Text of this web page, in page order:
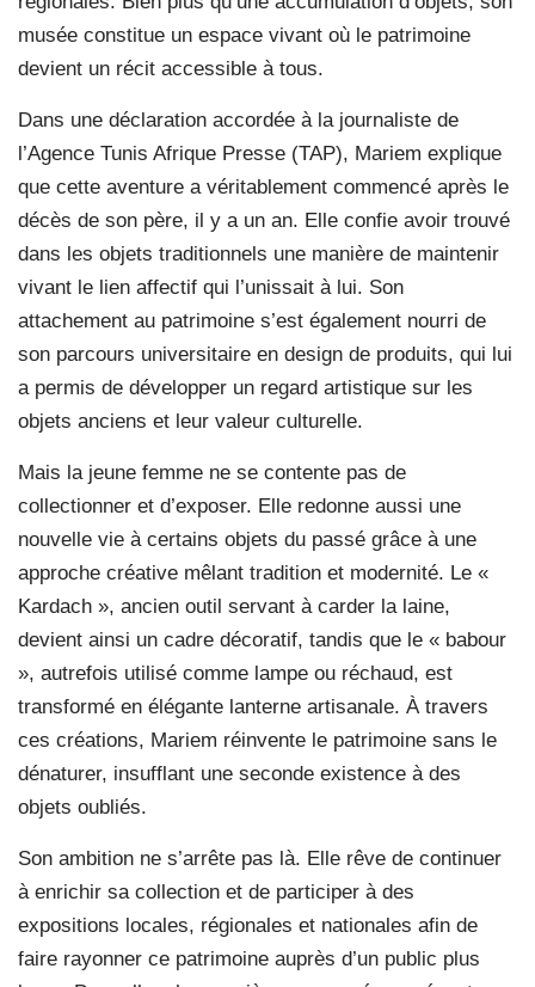
musée constitue un espace vivant où le patrimoine
devient un récit accessible à tous.
Dans une déclaration accordée à la journaliste de
l’Agence Tunis Afrique Presse (TAP), Mariem explique
que cette aventure a véritablement commencé après le
décès de son père, il y a un an. Elle confie avoir trouvé
dans les objets traditionnels une manière de maintenir
vivant le lien affectif qui l’unissait à lui. Son
attachement au patrimoine s’est également nourri de
son parcours universitaire en design de produits, qui lui
a permis de développer un regard artistique sur les
objets anciens et leur valeur culturelle.
Mais la jeune femme ne se contente pas de
collectionner et d’exposer. Elle redonne aussi une
nouvelle vie à certains objets du passé grâce à une
approche créative mêlant tradition et modernité. Le «
Kardach », ancien outil servant à carder la laine,
devient ainsi un cadre décoratif, tandis que le « babour
», autrefois utilisé comme lampe ou réchaud, est
transformé en élégante lanterne artisanale. À travers
ces créations, Mariem réinvente le patrimoine sans le
dénaturer, insufflant une seconde existence à des
objets oubliés.
Son ambition ne s’arrête pas là. Elle rêve de continuer
à enrichir sa collection et de participer à des
expositions locales, régionales et nationales afin de
faire rayonner ce patrimoine auprès d’un public plus